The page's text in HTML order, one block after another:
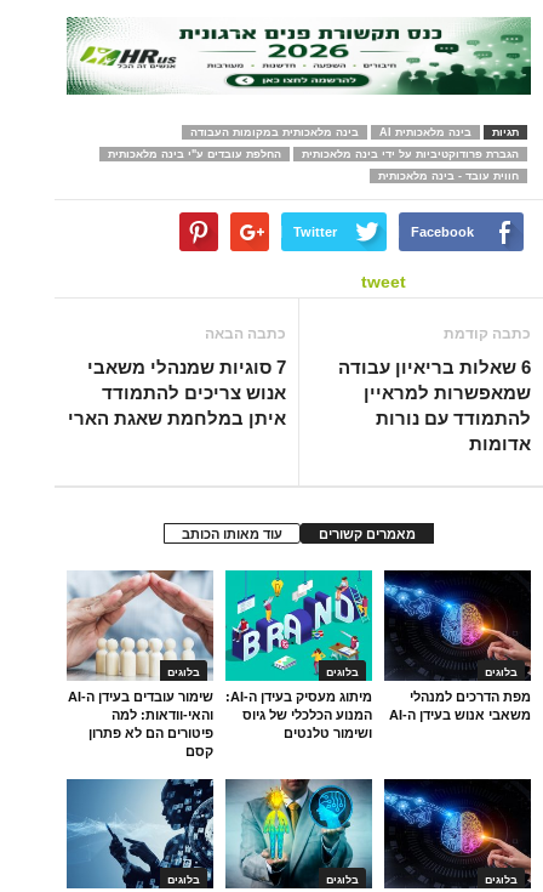
תגיות בינה מלאכותית AI
בינה מלאכותית במקומות העבודה
הגברת פרודוקטיביות על ידי בינה מלאכותית
החלפת עובדים ע"י בינה מלאכותית
חווית עובד - בינה מלאכותית
Facebook
Twitter
tweet
כתבה קודמת
6 שאלות בריאיון עבודה
שמאפשרות למראיין
להתמודד עם נורות
אדומות
כתבה הבאה
7 סוגיות שמנהלי משאבי
אנוש צריכים להתמודד
איתן במלחמת שאגת הארי
מאמרים קשורים עוד מאותו הכותב
בלוגים
שימור עובדים בעידן ה-AI
והאי-וודאות: למה
פיטורים הם לא פתרון
קסם
בלוגים
מיתוג מעסיק בעידן ה-AI:
המנוע הכלכלי של גיוס
ושימור טלנטים
בלוגים
מפת הדרכים למנהלי
משאבי אנוש בעידן ה-AI
בלוגים בלוגים בלוגים